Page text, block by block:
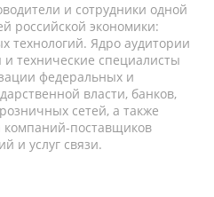
и сотрудники одной
российской экономики:
технологий. Ядро аудитории
технические специалисты
федеральных и
власти, банков,
сетей, а также
компаний-поставщиков
и услуг связи.